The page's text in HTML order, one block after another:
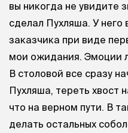
вы никогда не увидите
сделал Пухляша. У него
заказчика при виде
мои ожидания. Эмоции
В столовой все сразу
Пухляша, тереть хвост
что на верном пути. В
делать остальных